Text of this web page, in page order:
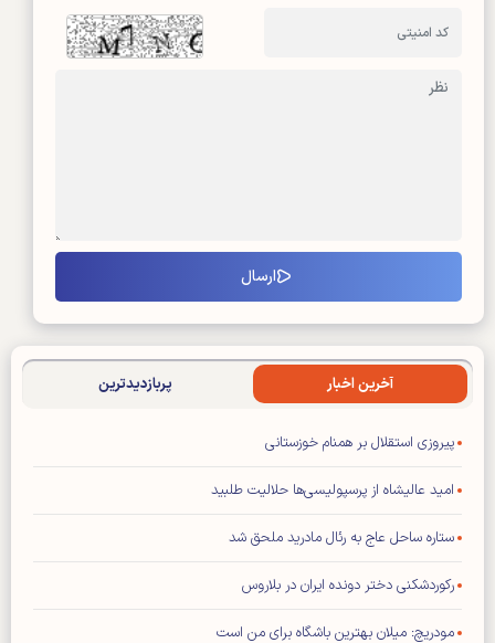
آخرین اخبار پربازدیدترین
پیروزی استقلال بر همنام خوزستانی
امید عالیشاه از پرسپولیسی‌ها حلالیت طلبید
ستاره ساحل عاج به رئال مادرید ملحق شد
رکوردشکنی دختر دونده ایران در بلاروس
مودریچ: میلان بهترین باشگاه برای من است